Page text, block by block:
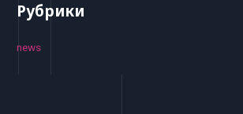
Рубрики
news